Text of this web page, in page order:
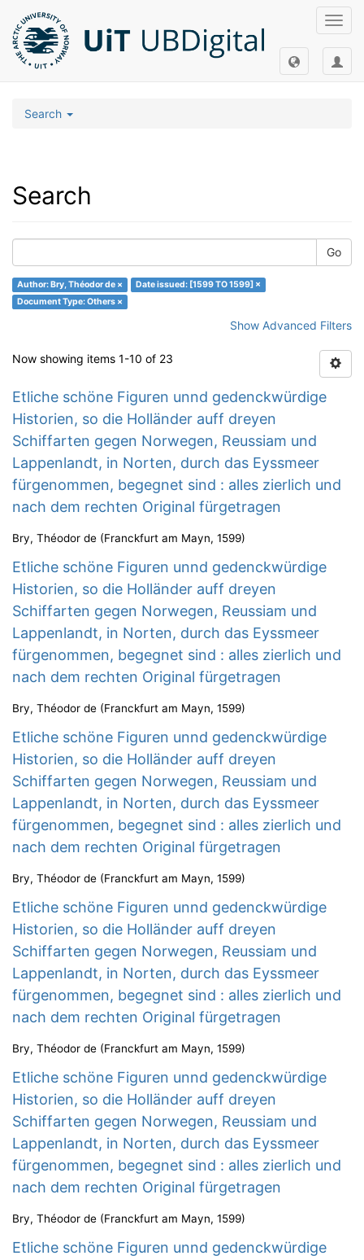
Search
Search
Go
Author: Bry, Théodor de ×
Date issued: [1599 TO 1599] ×
Document Type: Others ×
Show Advanced Filters
Now showing items 1-10 of 23
Etliche schöne Figuren unnd gedenckwürdige
Historien, so die Holländer auff dreyen
Schiffarten gegen Norwegen, Reussiam und
Lappenlandt, in Norten, durch das Eyssmeer
fürgenommen, begegnet sind : alles zierlich und
nach dem rechten Original fürgetragen
Bry, Théodor de (Franckfurt am Mayn, 1599)
Etliche schöne Figuren unnd gedenckwürdige
Historien, so die Holländer auff dreyen
Schiffarten gegen Norwegen, Reussiam und
Lappenlandt, in Norten, durch das Eyssmeer
fürgenommen, begegnet sind : alles zierlich und
nach dem rechten Original fürgetragen
Bry, Théodor de (Franckfurt am Mayn, 1599)
Etliche schöne Figuren unnd gedenckwürdige
Historien, so die Holländer auff dreyen
Schiffarten gegen Norwegen, Reussiam und
Lappenlandt, in Norten, durch das Eyssmeer
fürgenommen, begegnet sind : alles zierlich und
nach dem rechten Original fürgetragen
Bry, Théodor de (Franckfurt am Mayn, 1599)
Etliche schöne Figuren unnd gedenckwürdige
Historien, so die Holländer auff dreyen
Schiffarten gegen Norwegen, Reussiam und
Lappenlandt, in Norten, durch das Eyssmeer
fürgenommen, begegnet sind : alles zierlich und
nach dem rechten Original fürgetragen
Bry, Théodor de (Franckfurt am Mayn, 1599)
Etliche schöne Figuren unnd gedenckwürdige
Historien, so die Holländer auff dreyen
Schiffarten gegen Norwegen, Reussiam und
Lappenlandt, in Norten, durch das Eyssmeer
fürgenommen, begegnet sind : alles zierlich und
nach dem rechten Original fürgetragen
Bry, Théodor de (Franckfurt am Mayn, 1599)
Etliche schöne Figuren unnd gedenckwürdige